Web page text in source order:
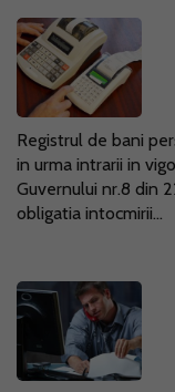
Registrul de bani
in urma intrarii in
Guvernului nr.8 din
obligatia intocmirii...